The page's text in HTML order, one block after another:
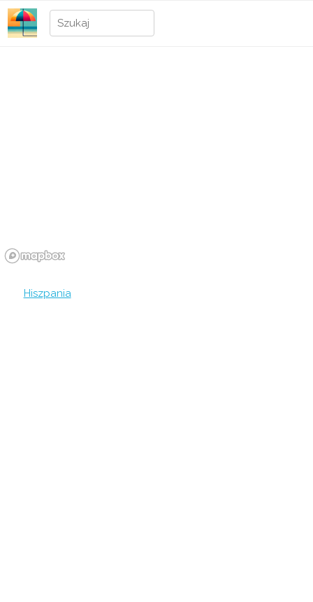
Hiszpania